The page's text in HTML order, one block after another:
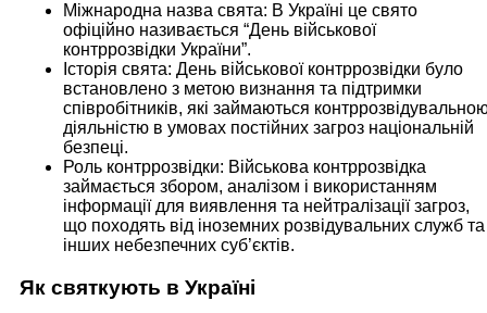
Міжнародна назва свята: В Україні це свято
офіційно називається “День військової
контррозвідки України”.
Історія свята: День військової контррозвідки було
встановлено з метою визнання та підтримки
співробітників, які займаються
діяльністю в умовах постійних загроз національній
безпеці.
Роль контррозвідки: Військова контррозвідка
займається збором, аналізом і використанням
інформації для виявлення та нейтралізації загроз,
що походять від іноземних розвідувальних служб та
інших небезпечних суб’єктів.
Як святкують в Україні